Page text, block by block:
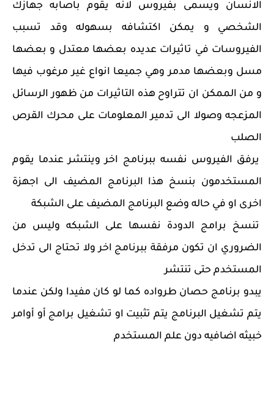
الانسان ويسمى بفيروس لانه يقوم باصابه جهازك
الشخصي و يمكن اكتشافه بسهوله وقد تسبب
الفيروسات في تاثيرات عديده بعضها معتدل و بعضها
مسل وبعضها مدمر وهي جميعا انواع غير مرغوب فيها
و من الممكن ان تتراوح هذه التاثيرات من ظهور الرسائل
المزعجه وصولا الى تدمير المعلومات على محرك القرص
الصلب
يرفق الفيروس نفسه ببرنامج اخر وينتشر عندما يقوم
المستخدمون بنسخ هذا البرنامج المضيف الى اجهزة
اخرى او في حاله وضع البرنامج المضيف على الشبكة
تنسخ برامج الدودة نفسها على الشبكه وليس من
الضروري ان تكون مرفقة ببرنامج اخر ولا تحتاج الى تدخل
المستخدم حتى تنتشر
يبدو برنامج حصان طرواده كما لو كان مفيدا ولكن عندما
يتم تشغيل البرنامج يتم تثبيت او تشغيل برامج أو أوامر
خبيثه اضافيه دون علم المستخدم